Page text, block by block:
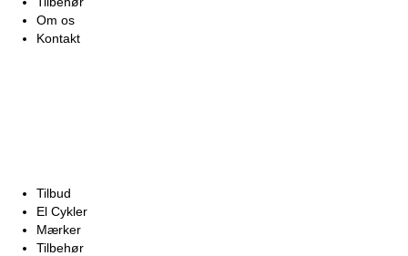
Om os
Kontakt
Tilbud
El Cykler
Mærker
Tilbehør